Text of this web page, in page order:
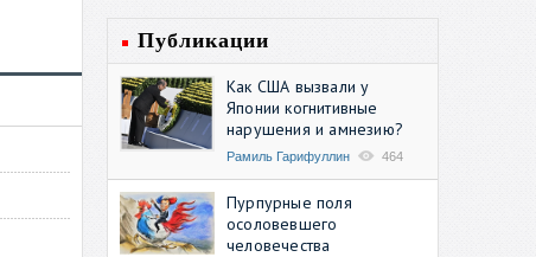
Публикации
Как США вызвали у
Японии когнитивные
нарушения и амнезию?
Рамиль Гарифуллин 464
Пурпурные поля
осоловевшего
человечества